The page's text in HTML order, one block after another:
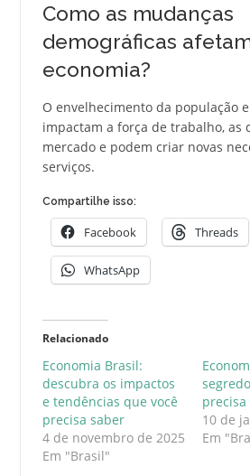
Como as mudanças
demográficas
economia?
O envelhecimento da população
impactam a força de trabalho, as
mercado e podem criar novas
serviços.
Compartilhe isso:
Facebook Threads
WhatsApp
Relacionado
Economia Brasil:
descubra os impactos
e tendências que você
precisa saber
4 de novembro de 2025
Em "Brasil"
10 de
Em